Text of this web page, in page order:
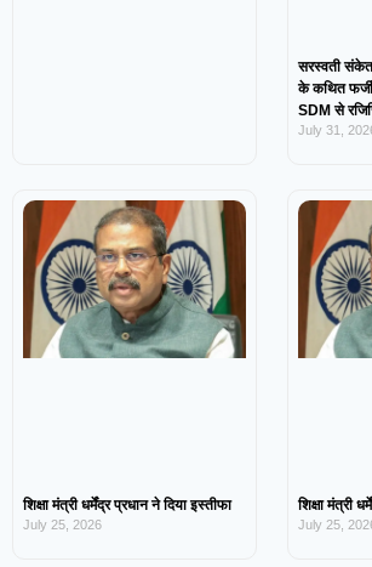
सरस्वती संकेत
के कथित
SDM से
July 31,
शिक्षा मंत्री धर्मेंद्र प्रधान ने दिया इस्तीफा
July 25, 2026
शिक्षा मंत्री
July 25,